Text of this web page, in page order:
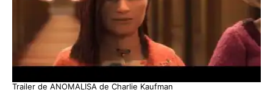
Trailer de ANOMALISA de Charlie Kaufman